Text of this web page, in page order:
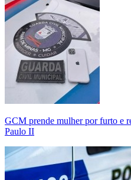
GCM prende mulher por furto e
Paulo II